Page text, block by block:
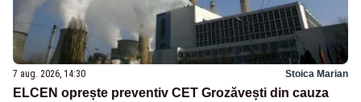
7 aug. 2026, 14:30 Stoica Marian
ELCEN oprește preventiv CET Grozăvești din cauza